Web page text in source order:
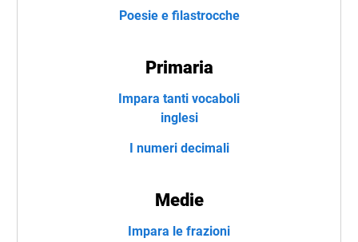
Poesie e filastrocche
Primaria
Impara tanti vocaboli
inglesi
I numeri decimali
Medie
Impara le frazioni